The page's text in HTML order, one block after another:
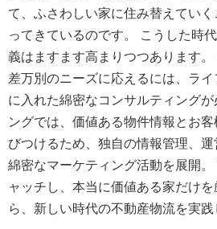
て、ふさわしい家に住み替えてい
ってきているのです。 こうした時
義はますます高まりつつあります
差万別のニーズに応えるには、ラ
に入れた綿密なコンサルティング
ングでは、価値ある物件情報とお
びつけるため、独自の情報管理、運
綿密なマーケティング活動を展開
ャッチし、本当に価値ある家だけ
ら、新しい時代の不動産物流を実践